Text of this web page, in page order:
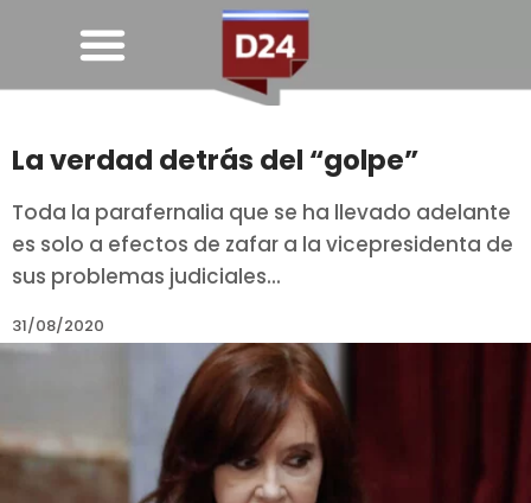
La verdad detrás del “golpe”
Toda la parafernalia que se ha llevado adelante
es solo a efectos de zafar a la vicepresidenta de
sus problemas judiciales...
31/08/2020